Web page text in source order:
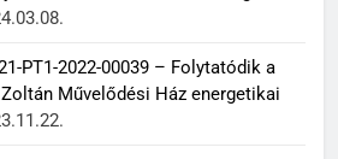
PT1-2022-00039 – Folytatódik a
Művelődési Ház energetikai